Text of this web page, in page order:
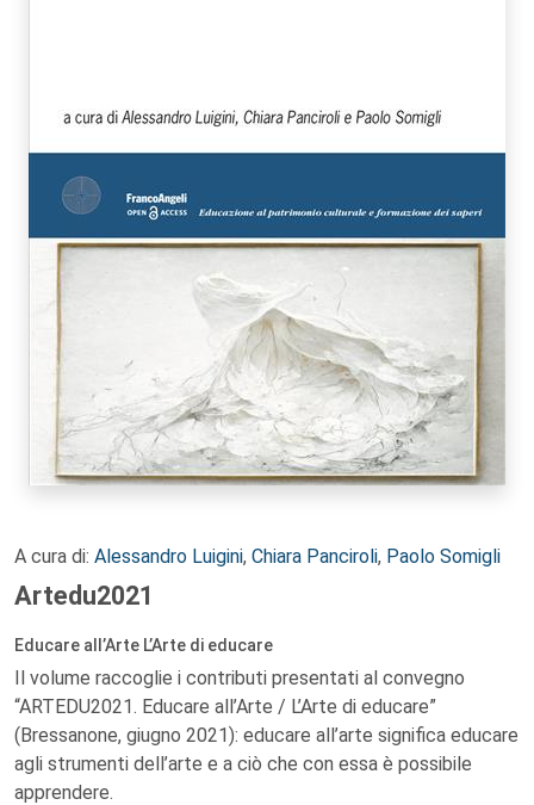
A cura di: Alessandro Luigini, Chiara Panciroli, Paolo Somigli
Artedu2021
Educare all’Arte L’Arte di educare
Il volume raccoglie i contributi presentati al convegno
“ARTEDU2021. Educare all’Arte / L’Arte di educare”
(Bressanone, giugno 2021): educare all’arte significa educare
agli strumenti dell’arte e a ciò che con essa è possibile
apprendere.